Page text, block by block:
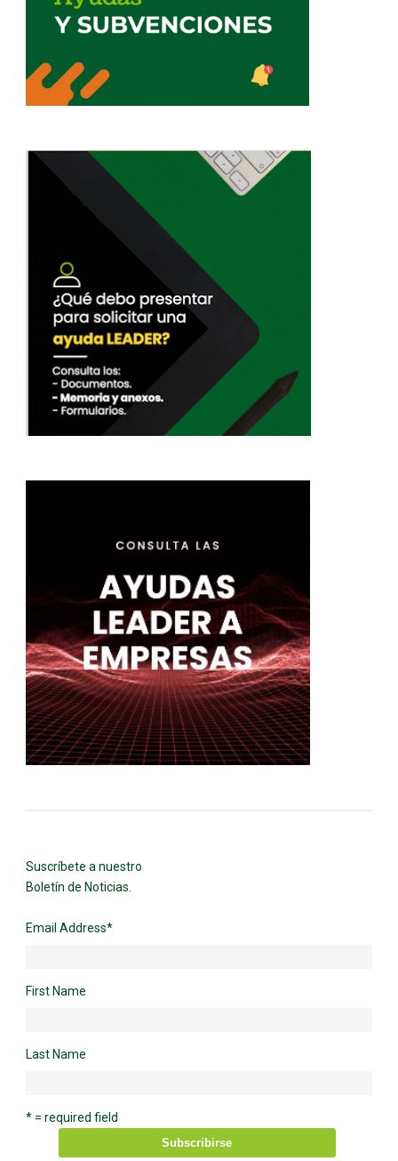
Suscríbete a nuestro
Boletín de Noticias.
Email Address*
First Name
Last Name
* = required field